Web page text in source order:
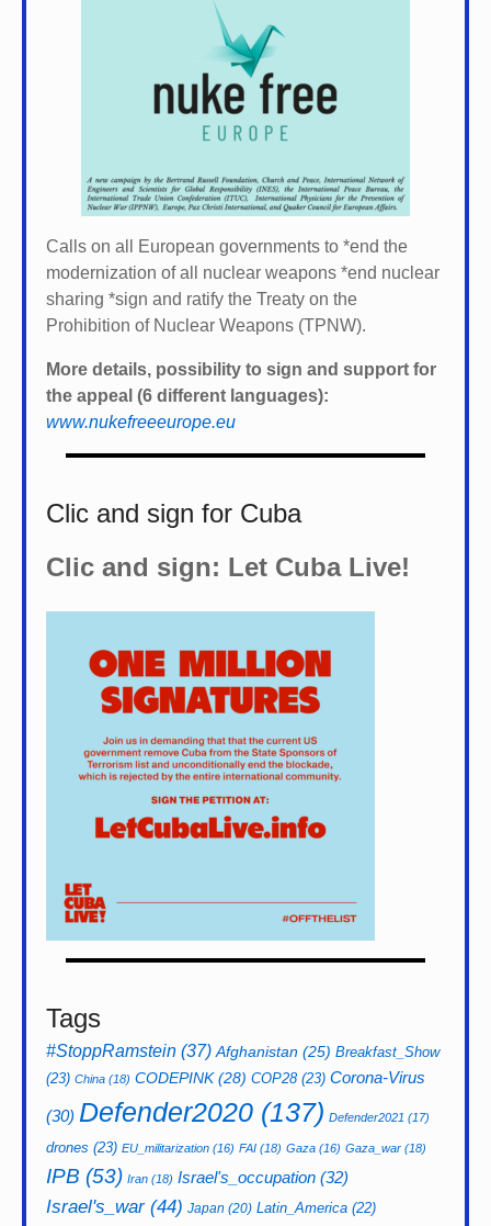
Calls on all European governments to *end the
modernization of all nuclear weapons *end nuclear
sharing *sign and ratify the Treaty on the
Prohibition of Nuclear Weapons (TPNW).
More details, possibility to sign and support for
the appeal (6 different languages):
www.nukefreeeurope.eu
Clic and sign for Cuba
Clic and sign: Let Cuba Live!
Tags
#StoppRamstein (37) Afghanistan (25) Breakfast_Show
(23) China (18) CODEPINK(28) COP28(23) Corona-Virus
(30) Defender2020 (137) Defender2021 (17)
drones (23) EU_militarization (16) FAI (18) Gaza (16) Gaza_war (18)
IPB (53) Iran (18) Israel's_occupation (32)
Israel's_war(44) Japan (20) Latin_America (22)